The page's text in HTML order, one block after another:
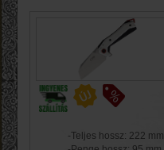
-Teljes hossz: 222 mm